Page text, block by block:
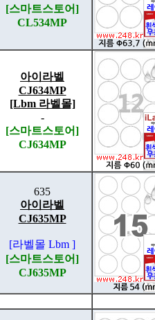
[스마트스토어]
CL534MP
아이라벨
CJ634MP
[Lbm 라벨몰]
-
[스마트스토어]
CJ634MP
635
아이라벨
CJ635MP
[라벨몰 Lbm ]
[스마트스토어]
CJ635MP